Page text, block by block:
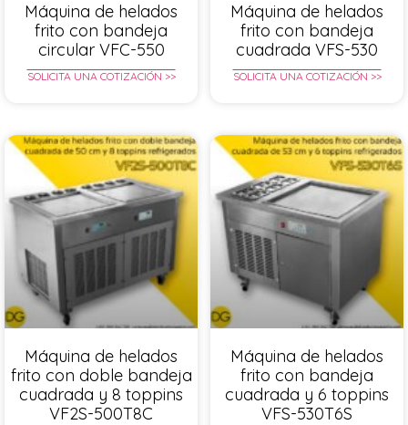
Máquina de helados
frito con bandeja
circular VFC-550
SOLICITA UNA COTIZACIÓN >>
Máquina de helados
frito con bandeja
cuadrada VFS-530
SOLICITA UNA COTIZACIÓN >>
Máquina de helados
frito con doble bandeja
cuadrada y 8 toppins
VF2S-500T8C
Máquina de helados
frito con bandeja
cuadrada y 6 toppins
VFS-530T6S